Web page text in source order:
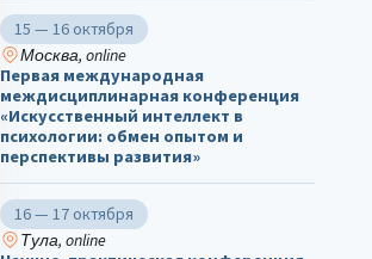
15 — 16 октября
Москва, online
Первая международная
междисциплинарная конференция
«Искусственный интеллект в
психологии: обмен опытом и
перспективы развития»
16 — 17 октября
Тула, online